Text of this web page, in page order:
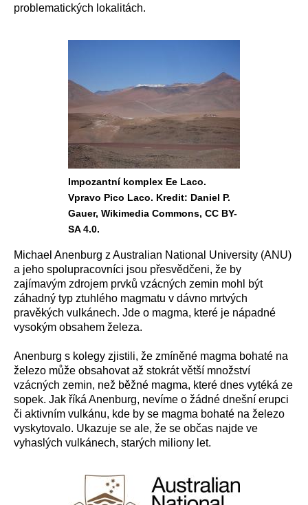
problematických lokalitách.
Impozantní komplex Ee Laco.
Vpravo Pico Laco. Kredit: Daniel P.
Gauer, Wikimedia Commons, CC BY-
SA 4.0.
Michael Anenburg z Australian National University (ANU)
a jeho spolupracovníci jsou přesvědčeni, že by
zajímavým zdrojem prvků vzácných zemin mohl být
záhadný typ ztuhlého magmatu v dávno mrtvých
pravěkých vulkánech. Jde o magma, které je nápadné
vysokým obsahem železa.
Anenburg s kolegy zjistili, že zmíněné magma bohaté na
železo může obsahovat až stokrát větší množství
vzácných zemin, než běžné magma, které dnes vytéká ze
sopek. Jak říká Anenburg, nevíme o žádné dnešní erupci
či aktivním vulkánu, kde by se magma bohaté na železo
vyskytovalo. Ukazuje se ale, že se občas najde ve
vyhaslých vulkánech, starých miliony let.